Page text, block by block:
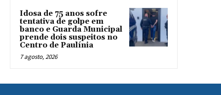
Idosa de 75 anos sofre
tentativa de golpe em
banco e Guarda Municipal
prende dois suspeitos no
Centro de Paulínia
7 agosto, 2026